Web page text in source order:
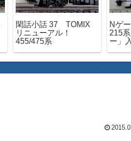
閑話小話 37 TOMIX
リニューアル！
455/475系
Nゲ
215
ー」